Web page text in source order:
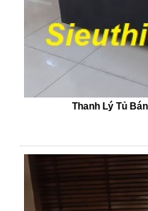
Thanh Lý Tủ